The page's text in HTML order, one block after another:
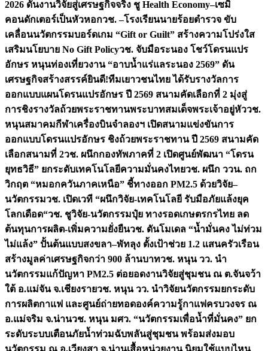
2026 ดันงานวิจัยสู่เศรษฐกิจจริง ชู Health Economy–เซมิ
คอนดักเตอร์เป็นหัวหอกวช. –โรงเรียนนายร้อยตำรวจ ขับ
เคลื่อนนวัตกรรมบอร์ดเกม “Gift or Guilt” สร้างความโปร่งใส
เสริมนโยบาย No Gift Policyวช. จับมือระนอง โชว์โดรนแปร
อักษร หนุนท่องเที่ยวงาน “อาบน้ำแร่แลระนอง 2569” ดัน
เศรษฐกิจสร้างสรรค์ยินดี!ทีมเยาวชนไทย ได้รับรางวัลการ
ออกแบบแผนโดรนแปรอักษร ปี 2569 สนามคัดเลือกที่ 2 มุ่งสู่
การชิงรางวัลถ้วยพระราชทานพระบาทสมเด็จพระเจ้าอยู่หัววช.
หนุนสมาคมกีฬาเครื่องบินจำลองฯ เปิดสนามแข่งขันการ
ออกแบบโดรนแปรอักษร ชิงถ้วยพระราชทาน ปี 2569 สนามคัด
เลือกสนามที่ 2วช. ผนึกกองทัพภาคที่ 2 เปิดศูนย์พัฒนา “โดรน
ยุทธวิธี” ยกระดับเทคโนโลยีความมั่นคงไทยวช. ผนึก ววน. ถก
วิกฤต “หมอกควันภาคเหนือ” ชี้ทางออก PM2.5 ด้วยวิจัย–
นวัตกรรมวช. เปิดเวที “ผนึกวิจัย-เทคโนโลยี รับมือภัยแล้งยุค
โลกเดือด“วช. ชูวิจัย-นวัตกรรมปุ๋ย ทางรอดเกษตรกรไทย ลด
ต้นทุนการผลิต-เพิ่มความยั่งยืนวช. ดันโมเดล “น้ำมั่นคง ไม่ท่วม
ไม่แล้ง” ปั้นต้นแบบสงขลา–พัทลุง ตั้งเป้าช่วย 1.2 แสนครัวเรือน
สร้างมูลค่าเศรษฐกิจกว่า 900 ล้านบาทวช. หนุน วว. นำ
นวัตกรรมแก้ปัญหา PM2.5 ต่อยอดงานวิจัยสู่ชุมชน ณ ต.จันจว้า
ใต้ อ.แม่จัน จ.เชียงรายวช. หนุน วว. นำวิจัยนวัตกรรมยกระดับ
การผลิตกาแฟ และศูนย์ถ่ายทอดองค์ความรู้กาแฟครบวงจร ณ
อ.แม่จริม จ.น่านวช. หนุน มศว. “นวัตกรรมเพื่อน้ำที่มั่นคง” ยก
ระดับระบบเตือนภัยน้ำท่วมฉับพลันสู่ชุมชน พร้อมส่งมอบ